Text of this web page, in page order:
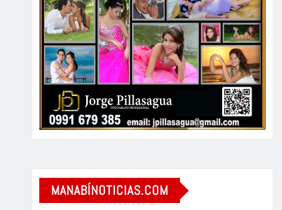
MANABÍNOTICIAS.COM